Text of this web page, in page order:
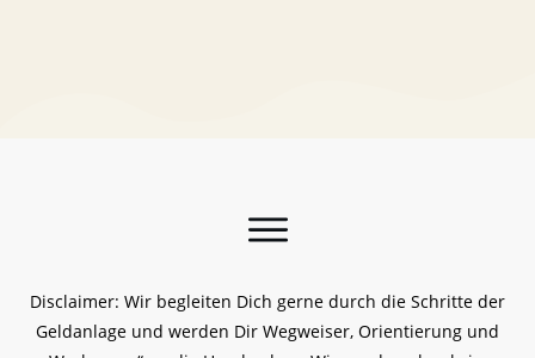
Disclaimer: Wir begleiten Dich gerne durch die Schritte der
Geldanlage und werden Dir Wegweiser, Orientierung und